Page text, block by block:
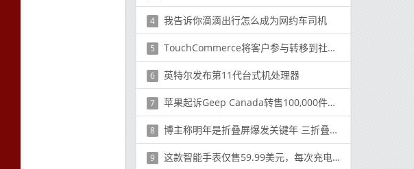
4 我告诉你滴滴出行怎么成为网约车司机
5 TouchCommerce将客户参与转移到社交网络
6 英特尔发布第11代台式机处理器
7 苹果起诉Geep Canada转售100,000件回收的设备
8 博主称明年是折叠屏爆发关键年 三折叠/折叠Pad将落地
9 这款智能手表仅售59.99美元，每次充电可使用10天